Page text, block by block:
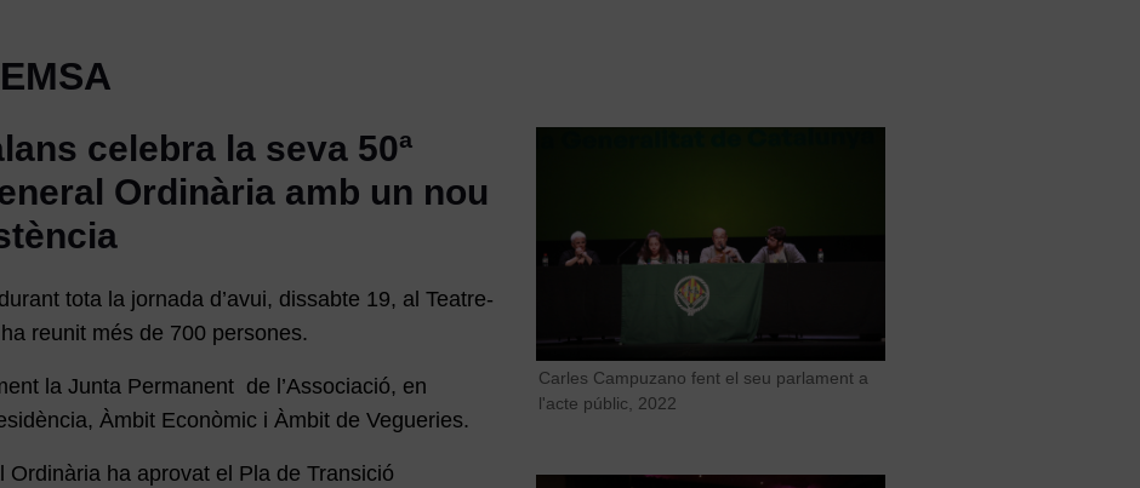
celebra la seva 50ª
Ordinària amb un nou
tota la jornada d’avui, dissabte 19, al Teatre-
reunit més de 700 persones.
la Junta Permanent de l’Associació, en
Àmbit Econòmic i Àmbit de Vegueries.
Ordinària ha aprovat el Pla de Transició
Carles Campuzano fent el seu parlament a
l'acte públic, 2022